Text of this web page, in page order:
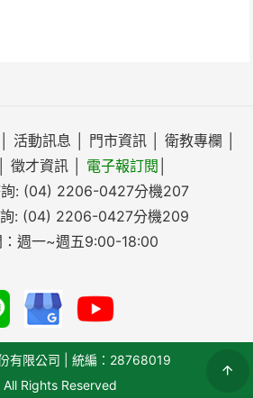
活動訊息 門市資訊 衛教專欄
徵才資訊 電子報訂閱
: (04) 2206-0427分機207
: (04) 2206-0427分機209
：週一~週五9:00-18:00
有限公司 | 統編：28768019
Rights Reserved